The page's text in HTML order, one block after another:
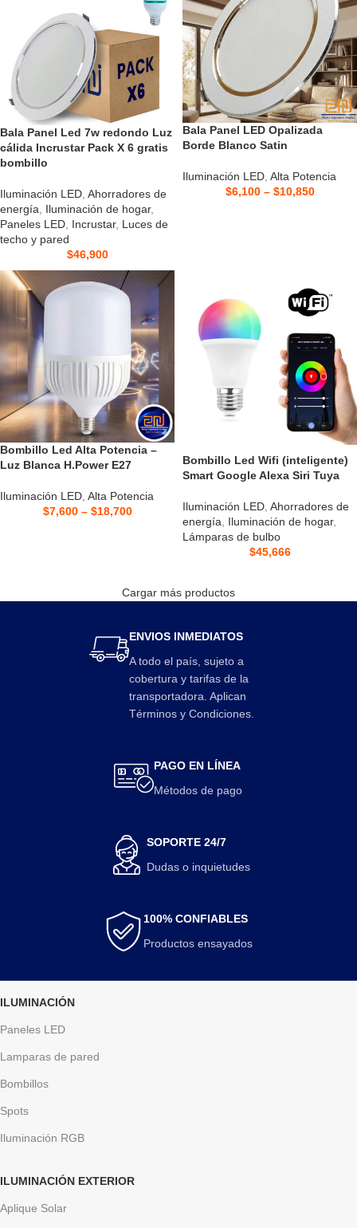
Bala Panel Led 7w redondo Luz
cálida Incrustar Pack X 6 gratis
bombillo
Iluminación LED, Ahorradores de
energía, Iluminación de hogar,
Paneles LED, Incrustar, Luces de
techo y pared
$46,900
Bala Panel LED Opalizada
Borde Blanco Satin
Iluminación LED Alta Potencia
$6,100 – $10,850
Bombillo Led Alta Potencia –
Luz Blanca H.Power E27
Iluminación LED Alta Potencia
$7,600 – $18,700
Bombillo Led Wifi (inteligente)
Smart Google Alexa Siri Tuya
Iluminación LED, Ahorradores de
energía, Iluminación de hogar,
Lámparas de bulbo
$45,666
Cargar más productos
ENVIOS INMEDIATOS
A todo el país, sujeto a
cobertura y tarifas de la
transportadora. Aplican
Términos y Condiciones.
PAGO EN LÍNEA
Métodos de pago
SOPORTE 24/7
Dudas o inquietudes
100% CONFIABLES
Productos ensayados
ILUMINACIÓN
Paneles LED
Lamparas de pared
Bombillos
Spots
Iluminación RGB
ILUMINACIÓN EXTERIOR
Aplique Solar